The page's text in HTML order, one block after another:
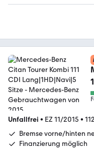
Unfallfrei • EZ 11/2015 •
Bremse vorne/hinten
Finanzierung möglich